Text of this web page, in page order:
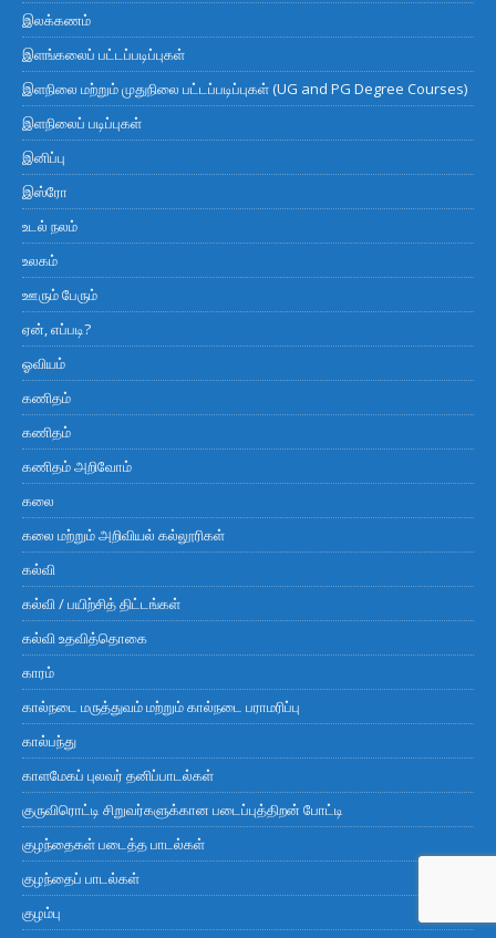
இலக்கணம்
இளங்கலைப் பட்டப்படிப்புகள்
இளநிலை மற்றும் முதுநிலை பட்டப்படிப்புகள் (UG and PG Degree Courses)
இளநிலைப் படிப்புகள்
இனிப்பு
இஸ்ரோ
உடல் நலம்
உலகம்
ஊரும் பேரும்
ஏன், எப்படி?
ஓவியம்
கணிதம்
கணிதம்
கணிதம் அறிவோம்
கலை
கலை மற்றும் அறிவியல் கல்லூரிகள்
கல்வி
கல்வி / பயிற்சித் திட்டங்கள்
கல்வி உதவித்தொகை
காரம்
கால்நடை மருத்துவம் மற்றும் கால்நடை பராமரிப்பு
கால்பந்து
காளமேகப் புலவர் தனிப்பாடல்கள்
குருவிரொட்டி சிறுவர்களுக்கான படைப்புத்திறன் போட்டி
குழந்தைகள் படைத்த பாடல்கள்
குழந்தைப் பாடல்கள்
குழம்பு